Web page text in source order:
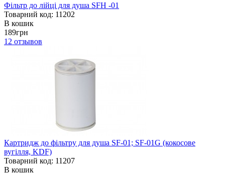
Фільтр до лійці для душа SFH -01
Товарний код: 11202
В кошик
189грн
12 отзывов
Картридж до фільтру для душа SF-01; SF-01G (кокосове
вугілля, KDF)
Товарний код: 11207
В кошик